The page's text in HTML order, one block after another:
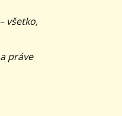
všetko,
práve